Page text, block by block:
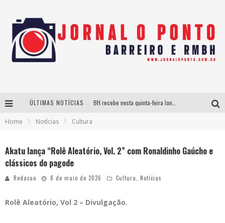
ÚLTIMAS NOTÍCIAS
Home Notícias Cultura
Akatu lança “Rolê Aleatório, Vol. 2” com Ronaldinho Gaúcho e
clássicos do pagode
Redacao 8 de maio de 2026 Cultura Notícias
Rolê Aleatório, Vol 2 – Divulgação.